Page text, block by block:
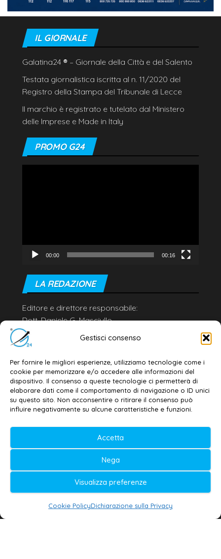
Gestisci consenso
Per fornire le migliori esperienze, utilizziamo tecnologie come i
cookie per memorizzare e/o accedere alle informazioni del
dispositivo. Il consenso a queste tecnologie ci permetterà di
elaborare dati come il comportamento di navigazione o ID unici
su questo sito. Non acconsentire o ritirare il consenso può
influire negativamente su alcune caratteristiche e funzioni.
Accetta
Nega
Visualizza preferenze
Cookie PolicyDichiarazione sulla Privacy
IL GIORNALE
Galatina24 ® – Giornale della Città e del Salento
Testata giornalistica iscritta al n. 11/2020 del
Registro della Stampa del Tribunale di Lecce
Il marchio è registrato e tutelato dal Ministero
delle Imprese e Made in Italy
PROMO G24
00:00 00:16
LA REDAZIONE
Editore e direttore responsabile:
Dott. Daniele G. Masciullo
Email:
redazione@galatina24.it
Privacy policy–Cookie policy
© 2020-2026 | Galatina24 ®
Testata iscritta al n. 11/2020 Registro della
Stampa Tribunale di Lecce
Editore e direttore responsabile:
Daniele G. Masciullo
Galatina24 è marchio registrato dal Ministero
delle Imprese